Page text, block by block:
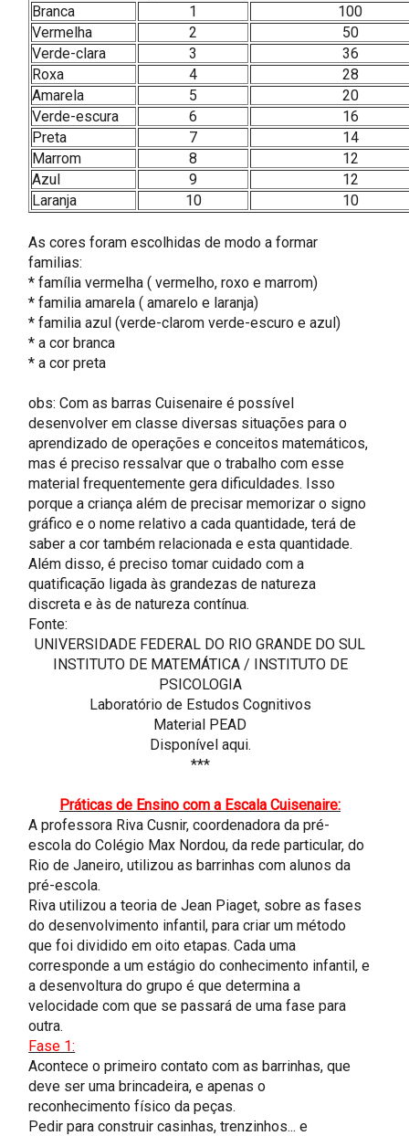
Branca
1
100
Vermelha
2
50
Verde-clara
3
36
Roxa
4
28
Amarela
5
20
Verde-escura
6
16
Preta
7
14
Marrom
8
12
Azul
9
12
Laranja
10 10
As cores foram escolhidas de modo a formar
familias:
* família vermelha ( vermelho, roxo e marrom)
* familia amarela ( amarelo e laranja)
* familia azul (verde-clarom verde-escuro e azul)
* a cor branca
* a cor preta
obs: Com as barras Cuisenaire é possível
desenvolver em classe diversas situações para o
aprendizado de operações e conceitos matemáticos,
mas é preciso ressalvar que o trabalho com esse
material frequentemente gera dificuldades. Isso
porque a criança além de precisar memorizar o signo
gráfico e o nome relativo a cada quantidade, terá de
saber a cor também relacionada e esta quantidade.
Além disso, é preciso tomar cuidado com a
quatificação ligada às grandezas de natureza
discreta e às de natureza contínua.
Fonte:
UNIVERSIDADE FEDERAL DO RIO GRANDE DO SUL
INSTITUTO DE MATEMÁTICA / INSTITUTO DE
PSICOLOGIA
Laboratório de Estudos Cognitivos
Material PEAD
Disponível aqui.
***
Práticas de Ensino com a Escala Cuisenaire:
A professora Riva Cusnir, coordenadora da pré-
escola do Colégio Max Nordou, da rede particular, do
Rio de Janeiro, utilizou as barrinhas com alunos da
pré-escola.
Riva utilizou a teoria de Jean Piaget, sobre as fases
do desenvolvimento infantil, para criar um método
que foi dividido em oito etapas. Cada uma
corresponde a um estágio do conhecimento infantil, e
a desenvoltura do grupo é que determina a
velocidade com que se passará de uma fase para
outra.
Fase 1:
Acontece o primeiro contato com as barrinhas, que
deve ser uma brincadeira, e apenas o
reconhecimento físico da peças.
Pedir para construir casinhas, trenzinhos... e